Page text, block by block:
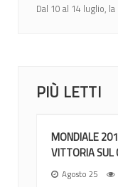
Dal 10 al 14 luglio,
PIÙ LETTI
MONDIALE
VITTORIA SUL
Agosto 25